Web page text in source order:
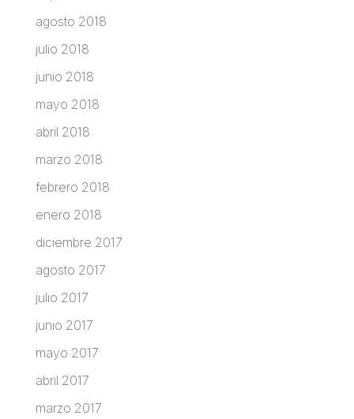
agosto 2018
julio 2018
junio 2018
mayo 2018
abril 2018
marzo 2018
febrero 2018
enero 2018
diciembre 2017
agosto 2017
julio 2017
junio 2017
mayo 2017
abril 2017
marzo 2017